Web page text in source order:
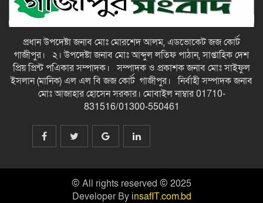
অধিকার-সম্মানের দাবিতে রাণীশংকৈলে
আদিবাসীদের পদযাত্রা, ইউএনওকে
স্মারকলিপি-গাজীপুর সংবাদ
আমাদের নেতা বাংলাদেশের মানবিক
নেতা: স্বরাষ্ট্রমন্ত্রী চট্টগ্রাম-কক্সবাজারে
প্রধানমন্ত্রীর ধারাবাহিক কর্মসূচি: মাতারবাড়ি
মেগাপ্রকল্প পরিদর্শন বন্যাদুর্গতদের পাশে
পুনর্বাসনে প্রধানমন্ত্রী: মানবিক নেতা-
আমাদের নেতা বাংলাদেশের মানবিক
নেতা: স্বরাষ্ট্রমন্ত্রী চট্টগ্রাম-কক্সবাজারে
প্রধান উপদেষ্টা জনাব মোঃ মোরশেদ আলম, এডভোকেট জজ কোর্ট
গাজীপুর। ২। উপদেষ্টা জনাব মোঃ আব্দুল লতিফ পাঠান, সাপ্তাহিক দেশ
প্রিয় প্রিন্ট পএিকার সম্পাদক। সম্পাদক ও প্রকাশক জনাব মোঃ সাইফুল
ইসলান (মানিক) এল এল বি জজ কোর্ট গাজীপুর। নির্বাহী সম্পাদক জনাব
মোঃ আজাহার হোসেন সরকার। মোবাইল নাম্বার 01710-
831516/01300-550461
© All rights reserved © 2025
Developer By insafIT.com.bd